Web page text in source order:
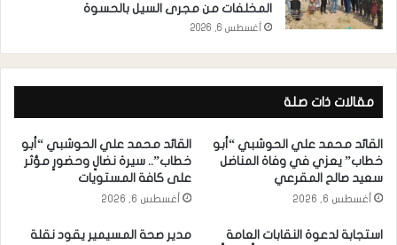
المخلفات من مجرى السيل بالحسوة
أغسطس 6, 2026
مقالات ذات صلة
القائد محمد علي الحوشبي “أبو
خطاب” يعزي في وفاة المناضل
سعيد صالح المقرعي
أغسطس 6, 2026
القائد محمد علي الحوشبي “أبو
خطاب”.. سيرة نضالٍ وحضورٍ مؤثر
على كافة المستويات
أغسطس 6, 2026
استجابة لدعوة النقابات العامة
مدير صحة المسيمير يقود نقلة